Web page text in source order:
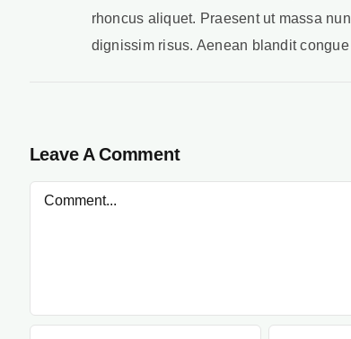
rhoncus aliquet. Praesent ut massa
dignissim risus. Aenean blandit
Leave A Comment
Comment